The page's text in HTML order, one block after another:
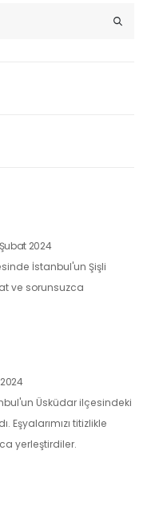
2024
İstanbul'un Şişli
ve sorunsuzca
Üsküdar ilçesindeki
Eşyalarımızı titizlikle
yerleştirdiler.